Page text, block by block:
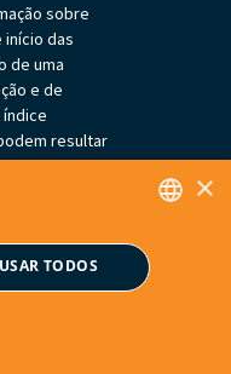
sobre
das
de uma
e de
resultar
para
Tais
em
à
PORTUGUESE
ENGLISH
×
TODOS